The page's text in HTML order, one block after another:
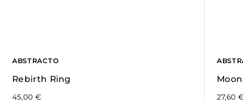
ABSTRACTO
Rebirth Ring
45,00 € 27,60 €